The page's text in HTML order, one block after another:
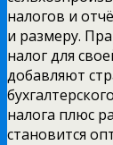
налогов и
и размеру.
налог для
добавляют
налога плюс
становится